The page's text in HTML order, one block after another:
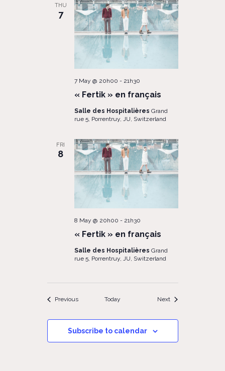
THU
7
« Fertik » en français
7 May @ 20h00 - 21h30
Salle des Hospitalières Grand
rue 5, Porrentruy, JU, Switzerland
FRI
8
« Fertik » en français
8 May @ 20h00 - 21h30
Salle des Hospitalières Grand
rue 5, Porrentruy, JU, Switzerland
PreviousEvents Today NextEvents
Subscribe to calendar